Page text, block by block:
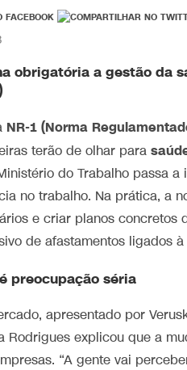
obrigatória a gestão da
NR-1 (Norma
terão de olhar para
do Trabalho passa
no trabalho. Na prática, a
e criar planos concretos
de afastamentos ligados
preocupação séria
apresentado por
Rodrigues explicou que a
“A gente vai